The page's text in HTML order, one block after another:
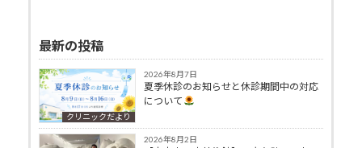
最新の投稿
クリニックだより
2026年8月7日
夏季休診のお知らせと休診期間中の対応
について
2026年8月2日